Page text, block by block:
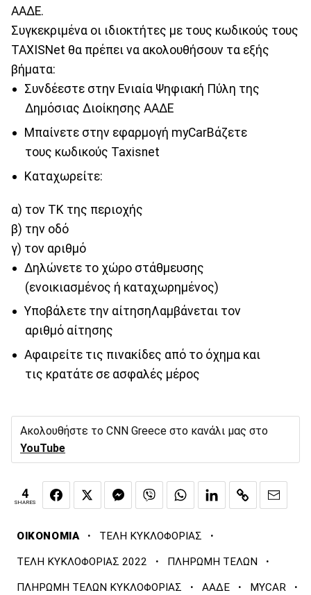
AAΔE.
Συγκεκριμένα οι ιδιοκτήτες με τους κωδικούς τους
TAXISNet θα πρέπει να ακολουθήσουν τα εξής
βήματα:
Συνδέεστε στην Ενιαία Ψηφιακή Πύλη της
Δημόσιας Διοίκησης ΑΑΔΕ
Μπαίνετε στην εφαρμογή myCarΒάζετε
τους κωδικούς Taxisnet
Καταχωρείτε:
α) τον ΤΚ της περιοχής
β) την οδό
γ) τον αριθμό
Δηλώνετε το χώρο στάθμευσης
(ενοικιασμένος ή καταχωρημένος)
Υποβάλετε την αίτησηΛαμβάνεται τον
αριθμό αίτησης
Αφαιρείτε τις πινακίδες από το όχημα και
τις κρατάτε σε ασφαλές μέρος
Ακολουθήστε το CNN Greece στο κανάλι μας στο
YouTube
4
SHARES
ΟΙΚΟΝΟΜΙΑ · ΤΕΛΗ ΚΥΚΛΟΦΟΡΙΑΣ ·
ΤΕΛΗ ΚΥΚΛΟΦΟΡΙΑΣ 2022 · ΠΛΗΡΩΜΗ ΤΕΛΩΝ ·
ΠΛΗΡΩΜΗ ΤΕΛΩΝ ΚΥΚΛΟΦΟΡΙΑΣ · ΑΑΔΕ · MYCAR ·